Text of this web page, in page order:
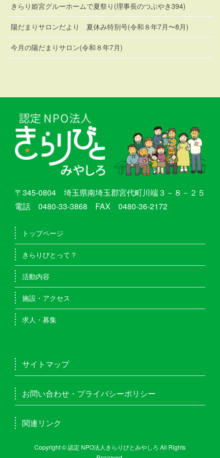
きらり姫宮グルーホームで夏祭り(理事長のつぶやき394)
陽だまりサロンだより 夏休み特別号(令和８年7月〜8月)
今月の陽だまりサロン(令和８年7月)
〒345-0804 埼玉県南埼玉郡宮代町川端３－８－２５
電話 0480-33-3868 FAX 0480-36-2172
トップページ
きらりびとって？
活動内容
施設・アクセス
求人・募集
サイトマップ
お問い合わせ・プライバシーポリシー
関連リンク
Copyright © 認定 NPO法人きらりびとみやしろ All Rights